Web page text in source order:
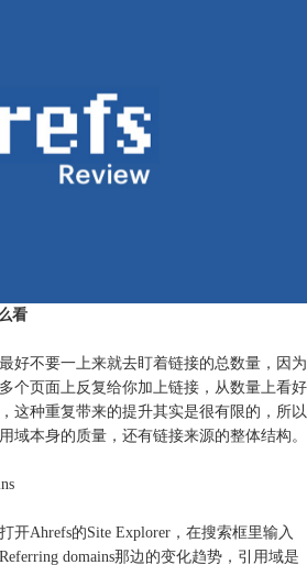
看
不要一上来就去盯着链接的总数量，因为
个页面上反复给你加上链接，从数量上看好
这种重复带来的提升其实是很有限的，所以
域本身的质量，还有链接来源的整体结构。
Ahrefs的Site Explorer，在搜索框里输入
domains那边的变化趋势，引用域是